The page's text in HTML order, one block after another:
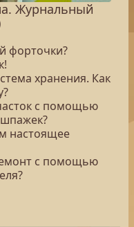
Журнальный
форточки?
хранения. Как
с помощью
настоящее
с помощью